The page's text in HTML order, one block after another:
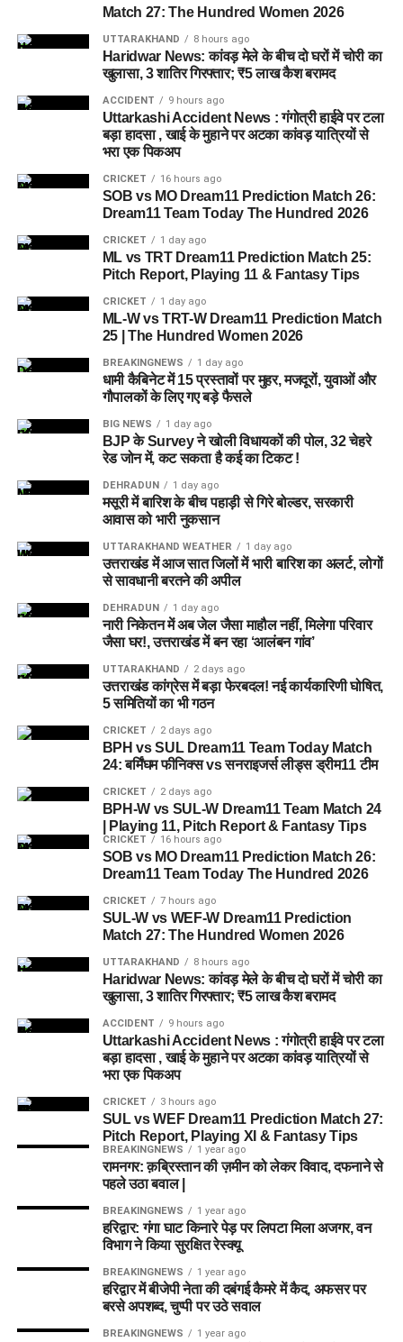
₹5 लाख की नकदीबरामद की है। इसके अलावा वारदात में इस्तेमाल किया
पुलिस के अनुसार बरामदगी
₹5,00,000 नकद
घटना में प्रयुक्त टैम्पो
1 पुलिस कार्ड
1 पैन कार्ड
अन्य पहचान संबंधी दस्तावेज
तीनों आरोपियों का आपराधिक इतिहास
पुलिस के मुताबिक, गिरफ्तार किए गए तीनों आरोपी शातिर किस्म के अपराधी
हैं। उनके खिलाफबिजनौर, कोटद्वार और हरिद्वारके अलग-अलग थानों में
चोरी, नकबजनी और अवैध हथियार रखने से संबंधित कई मुकदमे दर्ज हैं।
गिरफ्तार आरोपियों के नाम
अक्षय उर्फ गोलू— निवासी बिजनौर, उत्तर प्रदेश
सोनू शर्मा— निवासी मुरादाबाद, उत्तर प्रदेश
कांवड़ मेले के बीच पुलिस की कार्रवाई
कांवड़ मेले के दौरान हरिद्वार में भारी भीड़ और सुरक्षा व्यवस्था के बीच चोरी
की इस वारदात का खुलासा पुलिस के लिए अहम माना जा रहा है। CCTV
फुटेज और मुखबिर की सूचना के आधार पर पुलिस टीम ने पहले टैम्पो चालक
को पकड़ा और फिर उसकी निशानदेही पर उसके दोनों साथियों तक पहुंची।
पुलिस का कहना है कि आरोपियों से पूछताछ के आधार पर मामले में आगे की
कार्रवाई की जा रही है। साथ ही उनके आपराधिक इतिहास और अन्य
संभावित वारदातों के संबंध में भी जानकारी जुटाई जा रही है।
श्रद्धालुओं और वाहन चालकों के लिए सतर्कता बरतने की सलाह जारी की
है। लगातार हो रही बारिश से भूस्खलन और सड़कों पर फिसलन का खतरा
बढ़ जाता है, इसलिए संवेदनशील इलाकों में रफ्तार सीमित रखने के निर्देश
दिए गए हैं।
पढ़े धामी कैबिनेट के प्रमुख फैसले
GST संशोधित अध्यादेश को मंजूरी।
देने का फैसला।
राज्य क्रीड़ा विश्वविद्यालय हल्द्वानी के लिए 122 पदों के सृजन को
जल जीवन मिशन में केंद्र की गाइडलाइंस लागू होंगी।
कुष्ठ रोग से पीड़ित व्यक्ति भी सहकारी समिति का सदस्य बन
सकेगा।
मेरठ से हरिद्वार तक गंगा एक्सप्रेसवे विस्तार के लिए यूपी से
समझौता होगा।
वन विकास निगम की सेवा नियमावली में
औद्योगिक नियमावली को मंजूरी, श्रमिक शिकायतों के त्वरित
समाधान पर जोर।
छंटनी किए गए कर्मचारियों को दोबारा अवसर देने का प्रावधान।
वन विकास निगम की सेवा नियमावली में संशोधन, स्केलर पद के
लिए 100 अंकों की परीक्षा होगी।
ईको टूरिज्म को बढ़ावा देने के लिए जड़ी-बूटियों से जुड़ी
उच्चाधिकार प्राप्त समिति में संशोधन किया जा सकेगा।
Match 27: The Hundred Women 2026
UTTARAKHAND 8 hours ago
Haridwar News: कांवड़ मेले के बीच दो घरों में चोरी का
खुलासा, 3 शातिर गिरफ्तार; ₹5 लाख कैश बरामद
ACCIDENT 9 hours ago
Uttarkashi Accident News : गंगोत्री हाईवे पर टला
बड़ा हादसा , खाई के मुहाने पर अटका कांवड़ यात्रियों से
भरा एक पिकअप
CRICKET 16 hours ago
SOB vs MO Dream11 Prediction Match 26:
Dream11 Team Today The Hundred 2026
CRICKET 1 day ago
ML vs TRT Dream11 Prediction Match 25:
Pitch Report, Playing 11 & Fantasy Tips
CRICKET 1 day ago
ML-W vs TRT-W Dream11 Prediction Match
25 | The Hundred Women 2026
BREAKINGNEWS 1 day ago
धामी कैबिनेट में 15 प्रस्तावों पर मुहर, मजदूरों, युवाओं और
गौपालकों के लिए गए बड़े फैसले
BIG NEWS 1 day ago
BJP के Survey ने खोली विधायकों की पोल, 32 चेहरे
रेड जोन में, कट सकता है कई का टिकट !
DEHRADUN 1 day ago
मसूरी में बारिश के बीच पहाड़ी से गिरे बोल्डर, सरकारी
आवास को भारी नुकसान
UTTARAKHAND WEATHER 1 day ago
उत्तराखंड में आज सात जिलों में भारी बारिश का अलर्ट, लोगों
से सावधानी बरतने की अपील
DEHRADUN 1 day ago
नारी निकेतन में अब जेल जैसा माहौल नहीं, मिलेगा परिवार
जैसा घर!, उत्तराखंड में बन रहा ‘आलंबन गांव’
UTTARAKHAND 2 days ago
उत्तराखंड कांग्रेस में बड़ा फेरबदल! नई कार्यकारिणी घोषित,
5 समितियों का भी गठन
CRICKET 2 days ago
BPH vs SUL Dream11 Team Today Match
24: बर्मिंघम फीनिक्स vs सनराइजर्स लीड्स ड्रीम11 टीम
CRICKET 2 days ago
BPH-W vs SUL-W Dream11 Team Match 24
| Playing 11, Pitch Report & Fantasy Tips
CRICKET 16 hours ago
SOB vs MO Dream11 Prediction Match 26:
Dream11 Team Today The Hundred 2026
CRICKET 7 hours ago
SUL-W vs WEF-W Dream11 Prediction
Match 27: The Hundred Women 2026
UTTARAKHAND 8 hours ago
Haridwar News: कांवड़ मेले के बीच दो घरों में चोरी का
खुलासा, 3 शातिर गिरफ्तार; ₹5 लाख कैश बरामद
ACCIDENT 9 hours ago
Uttarkashi Accident News : गंगोत्री हाईवे पर टला
बड़ा हादसा , खाई के मुहाने पर अटका कांवड़ यात्रियों से
भरा एक पिकअप
CRICKET 3 hours ago
SUL vs WEF Dream11 Prediction Match 27:
Pitch Report, Playing XI & Fantasy Tips
BREAKINGNEWS 1 year ago
रामनगर: क़ब्रिस्तान की ज़मीन को लेकर विवाद, दफनाने से
पहले उठा बवाल |
BREAKINGNEWS 1 year ago
हरिद्वार: गंगा घाट किनारे पेड़ पर लिपटा मिला अजगर, वन
विभाग ने किया सुरक्षित रेस्क्यू
BREAKINGNEWS 1 year ago
हरिद्वार में बीजेपी नेता की दबंगई कैमरे में कैद, अफसर पर
बरसे अपशब्द, चुप्पी पर उठे सवाल
BREAKINGNEWS 1 year ago